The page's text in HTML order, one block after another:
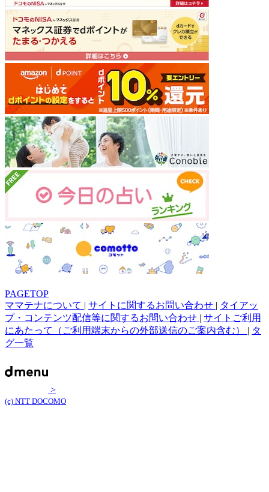
PAGETOP
ママテナについて | サイトに関するお問い合わせ | タイアッ
プ・コンテンツ配信等に関するお問い合わせ | サイトご利用
にあたって（ご利用端末からの外部送信のご案内含む） | タ
グ一覧
>
(c) NTT DOCOMO